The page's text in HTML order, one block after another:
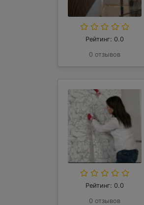
Рейтинг: 0.0
0 отзывов
Рейтинг: 0.0
0 отзывов